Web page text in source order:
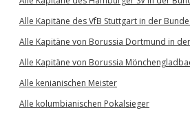
Alle Kapitäne des VfB Stuttgart in der
Alle Kapitäne von Borussia Dortmund in
Alle Kapitäne von Borussia
Alle kenianischen Meister
Alle kolumbianischen Pokalsieger